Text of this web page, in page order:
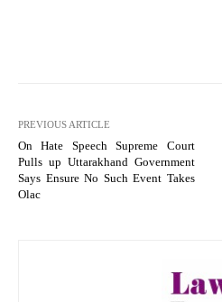
PREVIOUS ARTICLE
On Hate Speech Supreme Court
Pulls up Uttarakhand Government
Says Ensure No Such Event Takes
Olac